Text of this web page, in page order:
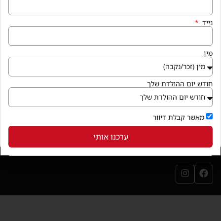
איך מגיעים
קניון פרנדלי גן יבנה, המגינים 56
חנייה במקום ללא עלות
בואו לבקר
(נפתח בחלון חדש)
שירותי הקניון
עקבו אחרינו
עמוד הפייסבוק שלנו (נפתח בחלון חדש)
עמוד האינסטגרם שלנו (נפתח בחלון חדש)
נייד
מין
חודש יום ההולדת שלך
מאשר קבלת דיוור
עדכנו אותי